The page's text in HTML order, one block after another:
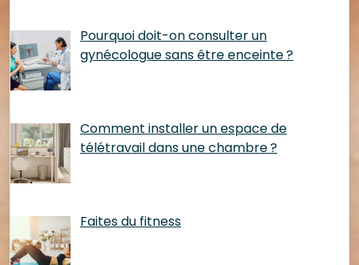
Pourquoi doit-on consulter un
gynécologue sans être enceinte ?
Comment installer un espace de
télétravail dans une chambre ?
Faites du fitness